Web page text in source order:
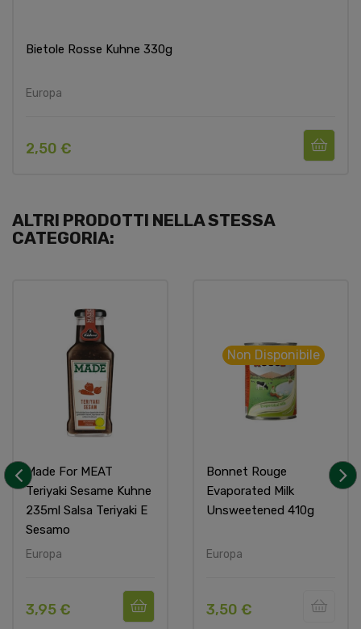
Bietole Rosse Kuhne 330g
Europa
2,50 €
ALTRI PRODOTTI NELLA STESSA
CATEGORIA:
Made For MEAT
Teriyaki Sesame Kuhne
235ml Salsa Teriyaki E
Sesamo
Europa
3,95 €
Bonnet Rouge
Evaporated Milk
Unsweetened 410g
Europa
Non Disponibile
3,50 €